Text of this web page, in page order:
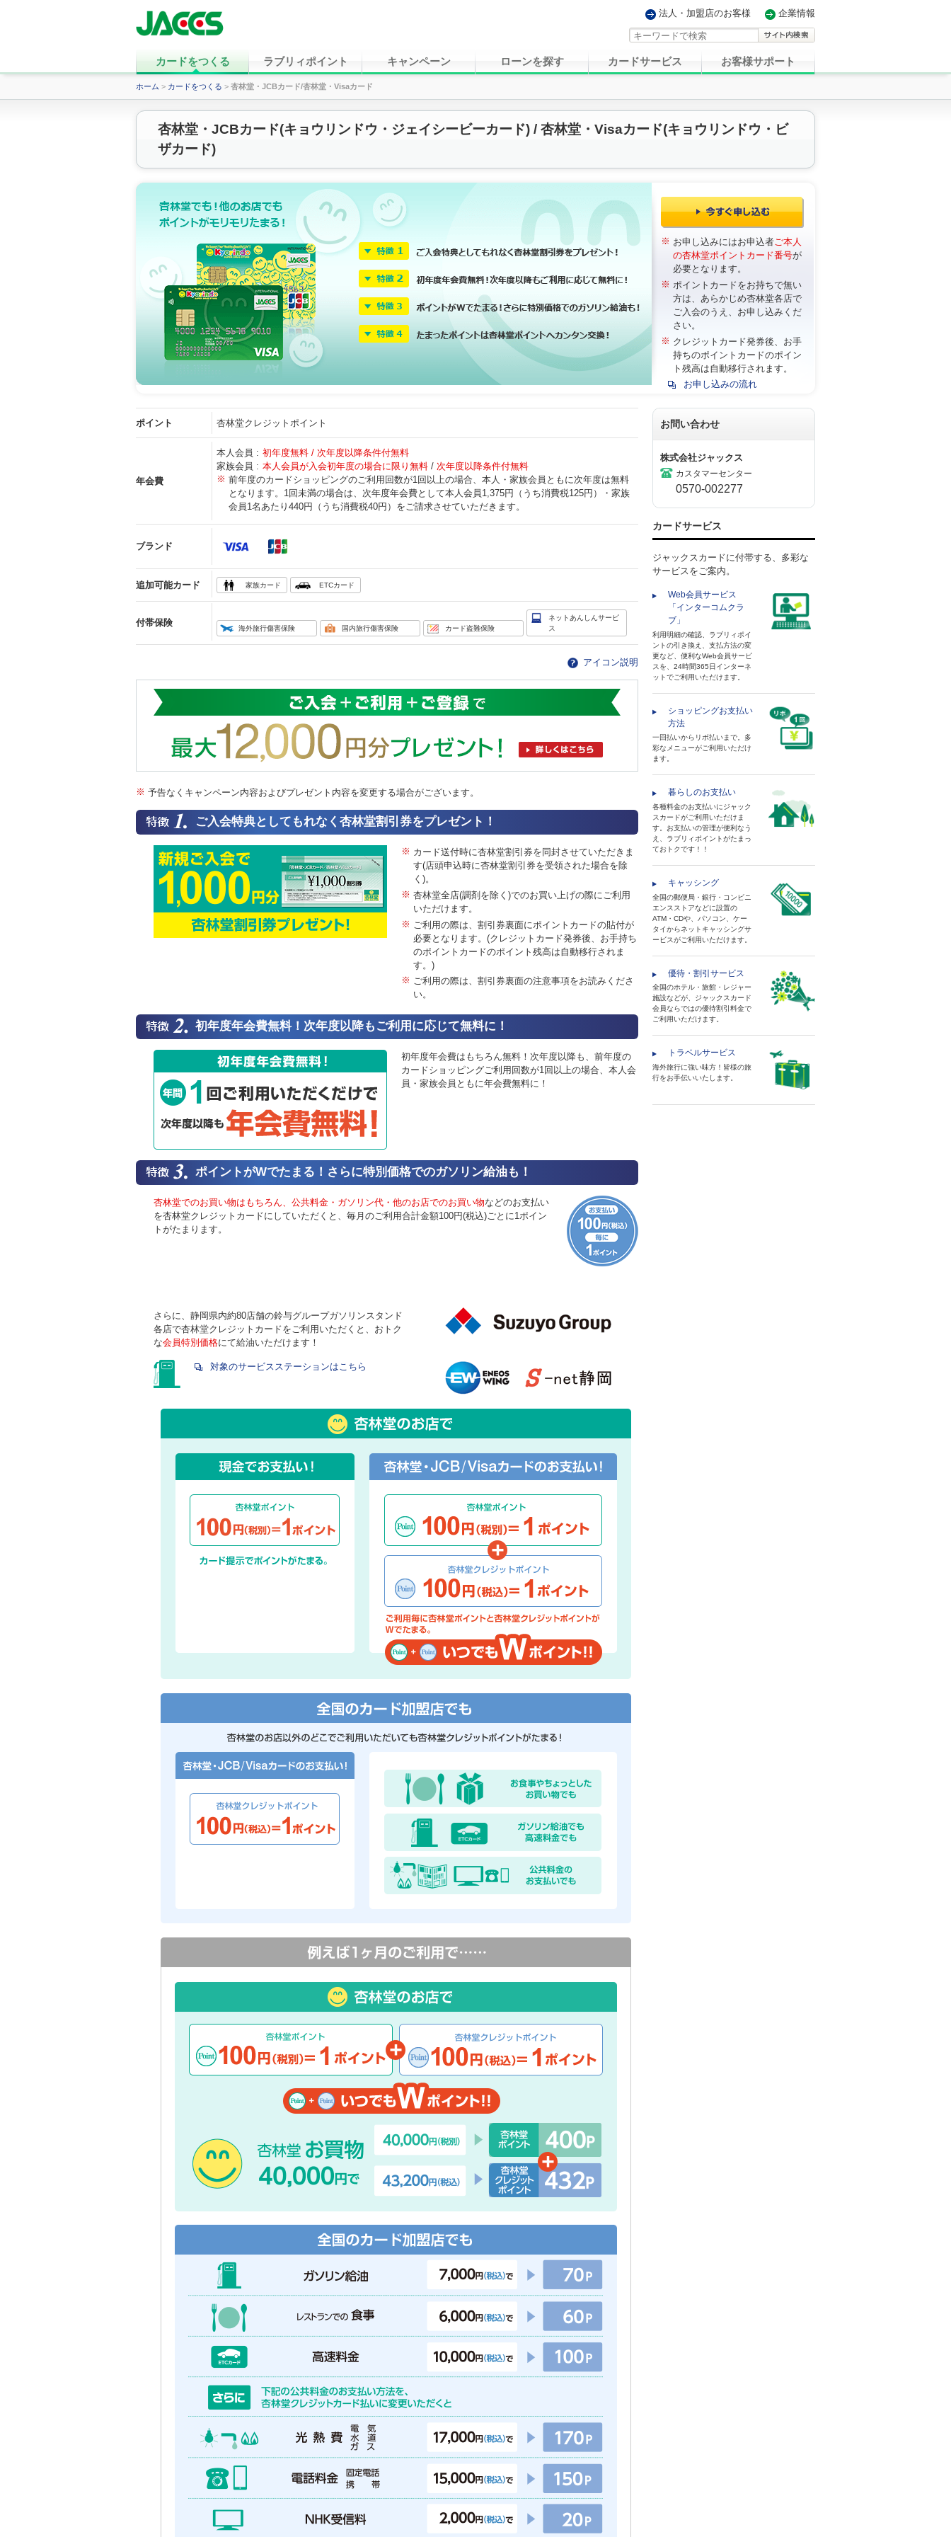
カードをつくる ラブリィポイント キャンペーン ローンを探す カードサービス お客様サポート
法人・加盟店のお客様 企業情報
ホーム > カードをつくる > 杏林堂・JCBカード/杏林堂・Visaカード
杏林堂・JCBカード(キョウリンドウ・ジェイシービーカード) / 杏林堂・Visaカード(キョウリンドウ・ビ
ザカード)
※ お申し込みにはお申込者ご本人
の杏林堂ポイントカード番号が
必要となります。
※ ポイントカードをお持ちで無い
方は、あらかじめ杏林堂各店で
ご入会のうえ、お申し込みくだ
さい。
※ クレジットカード発券後、お手
持ちのポイントカードのポイン
ト残高は自動移行されます。
お申し込みの流れ
ポイント 杏林堂クレジットポイント
年会費
本人会員 : 初年度無料 / 次年度以降条件付無料
家族会員 : 本人会員が入会初年度の場合に限り無料 / 次年度以降条件付無料
※ 前年度のカードショッピングのご利用回数が1回以上の場合、本人・家族会員ともに次年度は無料
となります。1回未満の場合は、次年度年会費として本人会員1,375円（うち消費税125円）・家族
会員1名あたり440円（うち消費税40円）をご請求させていただきます。
ブランド
追加可能カード 家族カード ETCカード
付帯保険
海外旅行傷害保険 国内旅行傷害保険 カード盗難保険
ネットあんしんサービ
ス
アイコン説明
※ 予告なくキャンペーン内容およびプレゼント内容を変更する場合がございます。
ご入会特典としてもれなく杏林堂割引券をプレゼント！
※ カード送付時に杏林堂割引券を同封させていただきま
す(店頭申込時に杏林堂割引券を受領された場合を除
く)。
※ 杏林堂全店(調剤を除く)でのお買い上げの際にご利用
いただけます。
※ ご利用の際は、割引券裏面にポイントカードの貼付が
必要となります。(クレジットカード発券後、お手持ち
のポイントカードのポイント残高は自動移行されま
す。)
※ ご利用の際は、割引券裏面の注意事項をお読みくださ
い。
初年度年会費無料！次年度以降もご利用に応じて無料に！
初年度年会費はもちろん無料！次年度以降も、前年度の
カードショッピングご利用回数が1回以上の場合、本人会
員・家族会員ともに年会費無料に！
ポイントがWでたまる！さらに特別価格でのガソリン給油も！
杏林堂でのお買い物はもちろん、公共料金・ガソリン代・他のお店でのお買い物などのお支払い
を杏林堂クレジットカードにしていただくと、毎月のご利用合計金額100円(税込)ごとに1ポイン
トがたまります。
さらに、静岡県内約80店舗の鈴与グループガソリンスタンド
各店で杏林堂クレジットカードをご利用いただくと、おトク
な会員特別価格にて給油いただけます！
対象のサービスステーションはこちら
お問い合わせ
株式会社ジャックス
カスタマーセンター
0570-002277
カードサービス
ジャックスカードに付帯する、多彩な
サービスをご案内。
Web会員サービス
「インターコムクラ
ブ」
利用明細の確認、ラブリィポイ
ントの引き換え、支払方法の変
更など、便利なWeb会員サービ
スを、24時間365日インターネ
ットでご利用いただけます。
ショッピングお支払い
方法
一回払いからリボ払いまで。多
彩なメニューがご利用いただけ
ます。
暮らしのお支払い
各種料金のお支払いにジャック
スカードがご利用いただけま
す。お支払いの管理が便利なう
え、ラブリィポイントがたまっ
ておトクです！！
キャッシング
全国の郵便局・銀行・コンビニ
エンスストアなどに設置の
ATM・CDや、パソコン、ケー
タイからネットキャッシングサ
ービスがご利用いただけます。
優待・割引サービス
全国のホテル・旅館・レジャー
施設などが、ジャックスカード
会員ならではの優待割引料金で
ご利用いただけます。
トラベルサービス
海外旅行に強い味方！皆様の旅
行をお手伝いいたします。